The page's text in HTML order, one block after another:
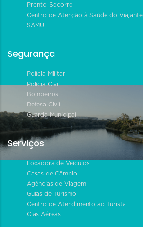
Pronto-Socorro
Centro de Atenção à Saúde do Viajante
SAMU
Segurança
Polícia Militar
Polícia Civil
Bombeiros
Defesa Civil
Guarda Municipal
Serviços
Locadora de Veículos
Casas de Câmbio
Agências de Viagem
Guias de Turismo
Centro de Atendimento ao Turista
Cias Aéreas